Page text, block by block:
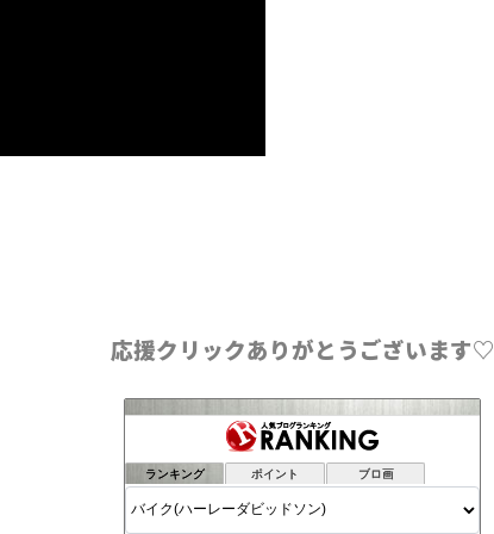
応援クリックありがとうございます♡
ランキング ポイント ブロ画